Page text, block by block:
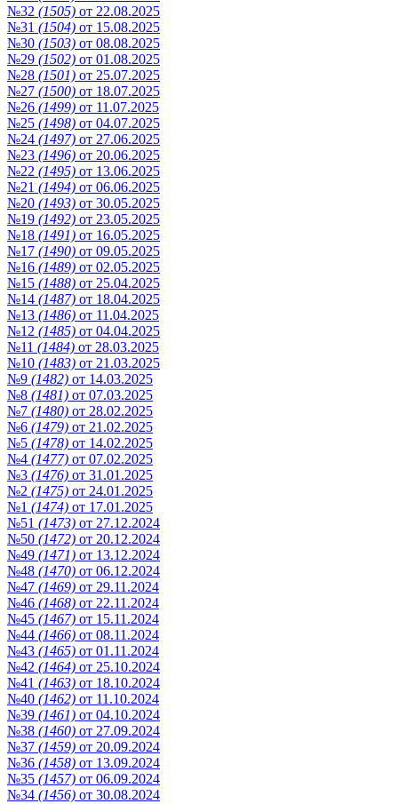
№32 (1505) от 22.08.2025
№31 (1504) от 15.08.2025
№30 (1503) от 08.08.2025
№29 (1502) от 01.08.2025
№28 (1501) от 25.07.2025
№27 (1500) от 18.07.2025
№26 (1499) от 11.07.2025
№25 (1498) от 04.07.2025
№24 (1497) от 27.06.2025
№23 (1496) от 20.06.2025
№22 (1495) от 13.06.2025
№21 (1494) от 06.06.2025
№20 (1493) от 30.05.2025
№19 (1492) от 23.05.2025
№18 (1491) от 16.05.2025
№17 (1490) от 09.05.2025
№16 (1489) от 02.05.2025
№15 (1488) от 25.04.2025
№14 (1487) от 18.04.2025
№13 (1486) от 11.04.2025
№12 (1485) от 04.04.2025
№11 (1484) от 28.03.2025
№10 (1483) от 21.03.2025
№9 (1482) от 14.03.2025
№8 (1481) от 07.03.2025
№7 (1480) от 28.02.2025
№6 (1479) от 21.02.2025
№5 (1478) от 14.02.2025
№4 (1477) от 07.02.2025
№3 (1476) от 31.01.2025
№2 (1475) от 24.01.2025
№1 (1474) от 17.01.2025
№51 (1473) от 27.12.2024
№50 (1472) от 20.12.2024
№49 (1471) от 13.12.2024
№48 (1470) от 06.12.2024
№47 (1469) от 29.11.2024
№46 (1468) от 22.11.2024
№45 (1467) от 15.11.2024
№44 (1466) от 08.11.2024
№43 (1465) от 01.11.2024
№42 (1464) от 25.10.2024
№41 (1463) от 18.10.2024
№40 (1462) от 11.10.2024
№39 (1461) от 04.10.2024
№38 (1460) от 27.09.2024
№37 (1459) от 20.09.2024
№36 (1458) от 13.09.2024
№35 (1457) от 06.09.2024
№34 (1456) от 30.08.2024